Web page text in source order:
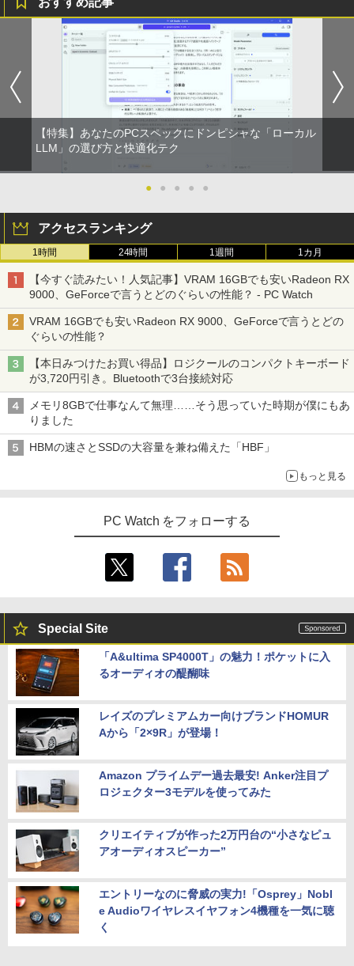
良品 フルHD 12.5インチ SONY VAIO Pr
o PJ VJPJ13C11N / Windows11/ 超高性
能 第10世代Core i5-1035G1/ 8GB/ 爆速
NVMe式256GB-SSD/ カメラ/ 無線Wi-Fi
6/ Office付き/ Win11【中古ノートパソコ
ン 中古パソコン 中古PC】税込送料無料
あす楽対応 即日発送
￥24,990
ートパソコン 新品 Intel Pentium GOLD
6500Y メモリ8GB SSD256GB Windows
11 WPS Office付き 初期設定済み 14イン
チ フルHD ノートPC 初心者 学生 在宅ワ
量 持ち運び 安い
￥28,800
【期間限定 ポイントUP＆クーポン配
布】 Lenovo Chromebook Duet EDU G
2 2in1 ノートパソコン 83HKS00M00 Ch
romeOS MediaTek Kompanio 838 メモ
対応 再生品Sランク
超得2,500円OFF&P2倍｜第8世代 office
付き｜楽天1位 三冠獲得｜豪華特典付き
古ノートパソコン Windows11 office付
き｜15.6型 テンキー付き｜ノートパソコ
o PK 第10世代 Core i5 1035G1 メモリ1
6GB SSD 256GB Windows11 Pro 14イ
ンチ フルHD FHDカメラ 顔認証 Wi-Fi6
￥29,800
＼11日まで限定価格／【楽天1位】デス
クトップパソコン 新品 福袋 5点セット
WPS Office付き 第12世代 Intel Corei3 1
2100F メモリ8GB〜32GB SSD256GB〜
1TB Windows11 事務 在宅ワーク 安い
静音 高スペック デスクトップPC ビジネ
ス オフィス業務 事務作業 デスクワーク
￥49,210
スクトップPC デスクトップパソコン ビ
ジネス Ryzen5 5600GT Windows11 SS
D256GB メモリ 8GB 1年保証 激安 ゲー
ム ゲーミングパソコン ゲーミングPC マ
門用 本体のみ
￥56,050
【エントリーでポイント100％還元のチ
ャンス】GMKtec M8 ミニPC【AMD Ryz
en 5 PRO 6650H 16GB 512GB】4.5GH
z 6コア 12スレッド OCuLink Windows
面2.5GbpsLAN Bluetooth5.2 WiFi HD
MI 省エネ ゲーミングpc みにpc minipc
コン PC 一体型 新品 Windows11 27型 C
ore i7 第4世代 Office付き メモリ16GB
e(マウス) G-Tune E5-165 ゲーミングノ
ートパソコン 2208E5-165-ADLABW11 2
208e5-165-adlabw11 [難あり(D)]
￥79,800
ec訳あり☆PHILIPS 223V5L HDMI接続
できます
￥3,999
【超特価】厳選大手メーカー 液晶モニタ
（1920x1080） HDMI指定可 ノングレア
EIZO IIYAMA 三菱 富士通 NEC IO-DATA
【中古】
￥4,480
【500円クーポン＋ポイント最大31.5%還
元！】モバイルモニター 15.6 インチ FH
D 1920×1080 1080P Fast IPS パネル 非
g スピーカー内蔵 Type-C/HDMI 接続 PS
5/Switch/PC/スマホ対応
￥8,490
4
【新商品特価11699円！8/11 1:59迄】モ
ニター モバイルディスプレイ 1920×108
-C ミニHDMI 在宅 テレワーク simplus
シンプラス SP-MBM156 【送料無料】
￥11,699
【楽天1位常連・超800冠獲得】黒/白 モ
ニター 21.5 / 23.8 / 24.5 / 27型 240Hz/2
00Hz /180Hz/165Hz/100Hz ゲーミングモ
ニター 1ms応答 pcモニター パソコン モ
ニター 非光沢 スピーカー内蔵 HDR/Free
￥13,999
あなたが誰かを殺した （講談社文庫） [
東野 圭吾 ]
￥1,023
2026年度版 英検3級 過去6回全問題集 [
￥1,760
3
転生したら第七王子だったので、気まま
に魔術を極めます（24） 【電子書籍】[
石沢庸介 ]
4
地球の歩き方 スター・ウォーズ [ 地球
の歩き方編集室 ]
￥2,750
中小企業診断士2次試験 ふぞろいな合格
￥2,860
【特集】あなたのPCスペックにドンピシャな「ローカル
LLM」の選び方と快適化テク
● ● ● ● ●
アクセスランキング
1時間 24時間 1週間 1カ月
【今すぐ読みたい！人気記事】VRAM 16GBでも安いRadeon RX
9000、GeForceで言うとどのぐらいの性能？ - PC Watch
VRAM 16GBでも安いRadeon RX 9000、GeForceで言うとどの
ぐらいの性能？
【本日みつけたお買い得品】ロジクールのコンパクトキーボード
が3,720円引き。Bluetoothで3台接続対応
メモリ8GBで仕事なんて無理……そう思っていた時期が僕にもあ
りました
HBMの速さとSSDの大容量を兼ね備えた「HBF」
もっと見る
PC Watch をフォローする
Special Site
「A&ultima SP4000T」の魅力！ポケットに入
るオーディオの醍醐味
レイズのプレミアムカー向けブランドHOMUR
Aから「2×9R」が登場！
Amazon プライムデー過去最安! Anker注目プ
ロジェクター3モデルを使ってみた
クリエイティブが作った2万円台の“小さなピュ
アオーディオスピーカー”
エントリーなのに脅威の実力!「Osprey」Nobl
e Audioワイヤレスイヤフォン4機種を一気に聴
く